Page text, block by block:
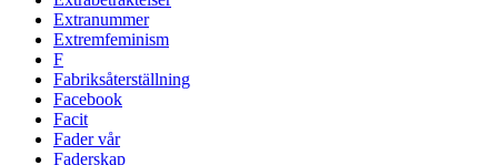
Extranummer
Extremfeminism
F
Fabriksåterställning
Facebook
Facit
Fader vår
Faderskap